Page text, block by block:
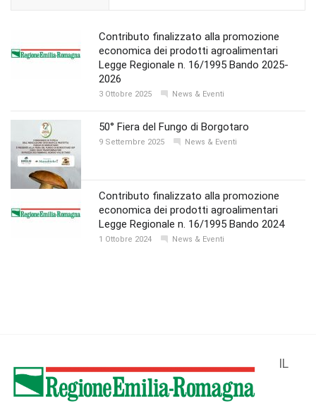
Contributo finalizzato alla promozione
economica dei prodotti agroalimentari
Legge Regionale n. 16/1995 Bando 2025-
2026
3 Ottobre 2025 News & Eventi
50° Fiera del Fungo di Borgotaro
9 Settembre 2025 News & Eventi
Contributo finalizzato alla promozione
economica dei prodotti agroalimentari
Legge Regionale n. 16/1995 Bando 2024
1 Ottobre 2024 News & Eventi
IL